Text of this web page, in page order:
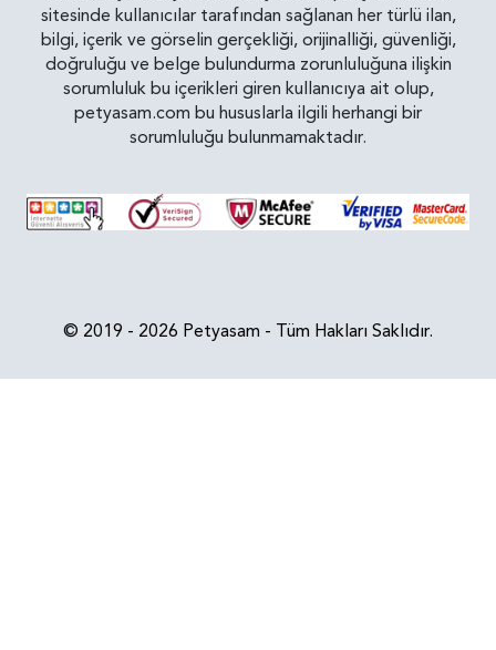
sitesinde kullanıcılar tarafından sağlanan her türlü ilan,
bilgi, içerik ve görselin gerçekliği, orijinalliği, güvenliği,
doğruluğu ve belge bulundurma zorunluluğuna ilişkin
sorumluluk bu içerikleri giren kullanıcıya ait olup,
petyasam.com bu hususlarla ilgili herhangi bir
sorumluluğu bulunmamaktadır.
© 2019 - 2026 Petyasam - Tüm Hakları Saklıdır.